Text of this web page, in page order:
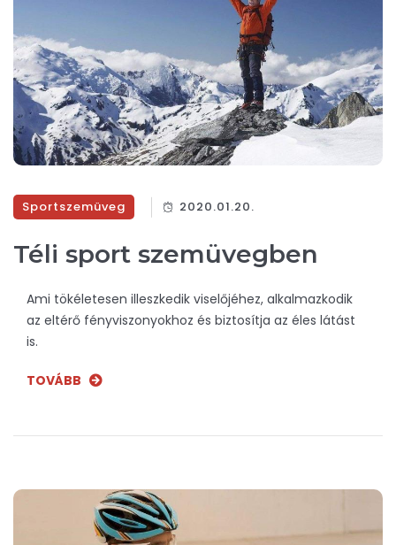
Sportszemüveg 2020.01.20.
Téli sport szemüvegben
Ami tökéletesen illeszkedik viselőjéhez, alkalmazkodik
az eltérő fényviszonyokhoz és biztosítja az éles látást
is.
TOVÁBB